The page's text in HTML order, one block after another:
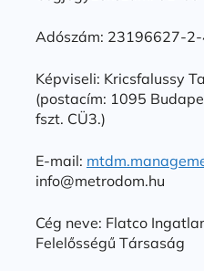
Adószám: 23196627-
Képviseli: Kricsfalussy
(postacím: 1095
fszt. CÜ3.)
E-mail:
info@metrodom.hu
Cég neve: Flatco
Felelősségű Társaság